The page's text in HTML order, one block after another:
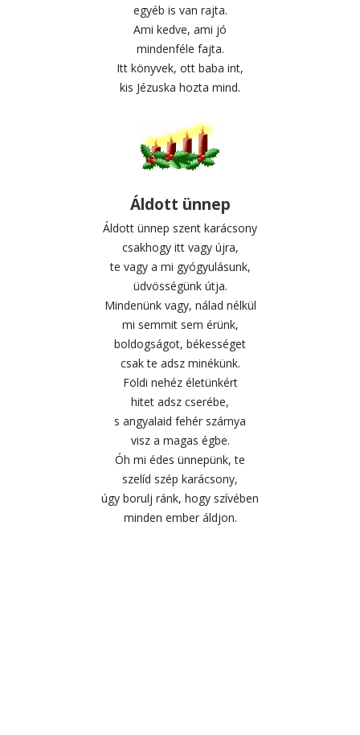
egyéb is van rajta.
Ami kedve, ami jó
mindenféle fajta.
Itt könyvek, ott baba int,
kis Jézuska hozta mind.
Áldott ünnep
Áldott ünnep szent karácsony
csakhogy itt vagy újra,
te vagy a mi gyógyulásunk,
üdvösségünk útja.
Mindenünk vagy, nálad nélkül
mi semmit sem érünk,
boldogságot, békességet
csak te adsz minékünk.
Földi nehéz életünkért
hitet adsz cserébe,
s angyalaid fehér szárnya
visz a magas égbe.
Óh mi édes ünnepünk, te
szelíd szép karácsony,
úgy borulj ránk, hogy szívében
minden ember áldjon.